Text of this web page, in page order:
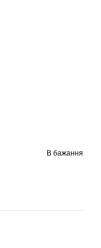
В бажання